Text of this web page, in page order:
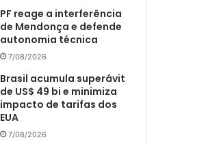
PF reage a interferência
de Mendonça e defende
autonomia técnica
7/08/2026
Brasil acumula superávit
de US$ 49 bi e minimiza
impacto de tarifas dos
EUA
7/08/2026